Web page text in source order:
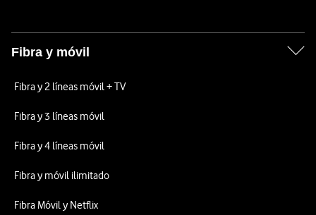
Fibra y móvil
Fibra y 2 líneas móvil + TV
Fibra y 3 líneas móvil
Fibra y 4 líneas móvil
Fibra y móvil ilimitado
Fibra Móvil y Netflix